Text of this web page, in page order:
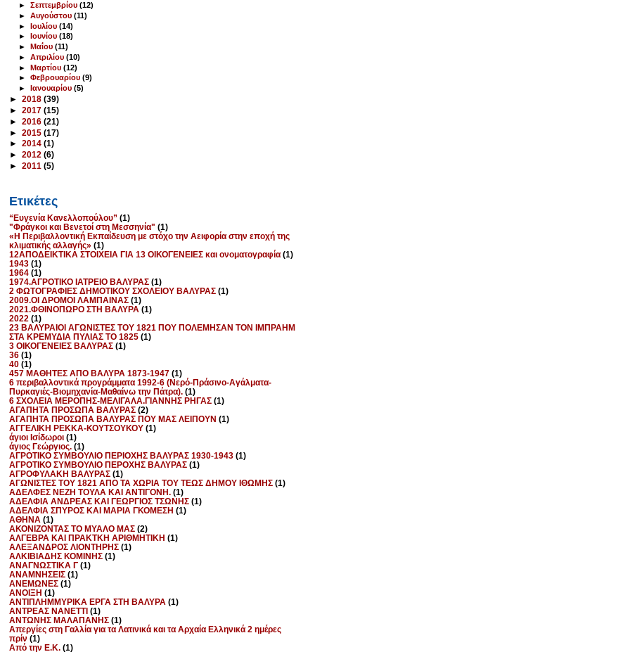
►Σεπτεμβρίου(12)
►Αυγούστου(11)
►Ιουλίου(14)
►
Ιουνίου(18)
►Μαΐου(11)
►Απριλίου(10)
►Μαρτίου(12)
►Φεβρουαρίου(9)
►Ιανουαρίου(5)
► 2018 (39)
► 2017 (15)
► 2016 (21)
► 2015 (17)
► 2014 (1)
► 2012 (6)
► 2011 (5)
Ετικέτες
“Ευγενία Κανελλοπούλου” (1)
"Φράγκοι και Βενετοί στη Μεσσηνία" (1)
«Η Περιβαλλοντική Εκπαίδευση με στόχο την Αειφορία στην εποχή της
κλιματικής αλλαγής» (1)
12ΑΠΟΔΕΙΚΤΙΚΑ ΣΤΟΙΧΕΙΑ ΓΙΑ 13 ΟΙΚΟΓΕΝΕΙΕΣ και ονοματογραφία (1)
1943 (1)
1964 (1)
1974.ΑΓΡΟΤΙΚΟ ΙΑΤΡΕΙΟ ΒΑΛΥΡΑΣ (1)
2 ΦΩΤΟΓΡΑΦΙΕΣ ΔΗΜΟΤΙΚΟΥ ΣΧΟΛΕΙΟΥ ΒΑΛΥΡΑΣ (1)
2009.ΟΙ ΔΡΟΜΟΙ ΛΑΜΠΑΙΝΑΣ (1)
2021.ΦΘΙΝΟΠΩΡΟ ΣΤΗ ΒΑΛΥΡΑ (1)
2022 (1)
23 ΒΑΛΥΡΑΙΟΙ ΑΓΩΝΙΣΤΕΣ ΤΟΥ 1821 ΠΟΥ ΠΟΛΕΜΗΣΑΝ ΤΟΝ ΙΜΠΡΑΗΜ
ΣΤΑ ΚΡΕΜΥΔΙΑ ΠΥΛΙΑΣ ΤΟ 1825 (1)
3 ΟΙΚΟΓΕΝΕΙΕΣ ΒΑΛΥΡΑΣ (1)
36 (1)
40 (1)
457 ΜΑΘΗΤΕΣ ΑΠΟ ΒΑΛΥΡΑ 1873-1947 (1)
6 περιβαλλοντικά προγράμματα 1992-6 (Νερό-Πράσινο-Αγάλματα-
Πυρκαγιές-Βιομηχανία-Μαθαίνω την Πάτρα). (1)
6 ΣΧΟΛΕΙΑ ΜΕΡΟΠΗΣ-ΜΕΛΙΓΑΛΑ.ΓΙΑΝΝΗΣ ΡΗΓΑΣ (1)
ΑΓΑΠΗΤΑ ΠΡΟΣΩΠΑ ΒΑΛΥΡΑΣ (2)
ΑΓΑΠΗΤΑ ΠΡΟΣΩΠΑ ΒΑΛΥΡΑΣ ΠΟΥ ΜΑΣ ΛΕΙΠΟΥΝ (1)
ΑΓΓΕΛΙΚΗ ΡΕΚΚΑ-ΚΟΥΤΣΟΥΚΟΥ (1)
άγιοι Ισίδωροι (1)
άγιος Γεώργιος. (1)
ΑΓΡΟΤΙΚΟ ΣΥΜΒΟΥΛΙΟ ΠΕΡΙΟΧΗΣ ΒΑΛΥΡΑΣ 1930-1943 (1)
ΑΓΡΟΤΙΚΟ ΣΥΜΒΟΥΛΙΟ ΠΕΡΟΧΗΣ ΒΑΛΥΡΑΣ (1)
ΑΓΡΟΦΥΛΑΚΗ ΒΑΛΥΡΑΣ (1)
ΑΓΩΝΙΣΤΕΣ ΤΟΥ 1821 ΑΠΟ ΤΑ ΧΩΡΙΑ ΤΟΥ ΤΕΩΣ ΔΗΜΟΥ ΙΘΩΜΗΣ (1)
ΑΔΕΛΦΕΣ ΝΕΖΗ ΤΟΥΛΑ ΚΑΙ ΑΝΤΙΓΟΝΗ. (1)
ΑΔΕΛΦΙΑ ΑΝΔΡΕΑΣ ΚΑΙ ΓΕΩΡΓΙΟΣ ΤΣΩΝΗΣ (1)
ΑΔΕΛΦΙΑ ΣΠΥΡΟΣ ΚΑΙ ΜΑΡΙΑ ΓΚΟΜΕΣΗ (1)
ΑΘΗΝΑ (1)
ΑΚΟΝΙΖΟΝΤΑΣ ΤΟ ΜΥΑΛΟ ΜΑΣ (2)
ΑΛΓΕΒΡΑ ΚΑΙ ΠΡΑΚΤΚΗ ΑΡΙΘΜΗΤΙΚΗ (1)
ΑΛΕΞΑΝΔΡΟΣ ΛΙΟΝΤΗΡΗΣ (1)
ΑΛΚΙΒΙΑΔΗΣ ΚΟΜΙΝΗΣ (1)
ΑΝΑΓΝΩΣΤΙΚΑ Γ (1)
ΑΝΑΜΝΗΣΕΙΣ (1)
ΑΝΕΜΩΝΕΣ (1)
ΑΝΟΙΞΗ (1)
ΑΝΤΙΠΛΗΜΜΥΡΙΚΑ ΕΡΓΑ ΣΤΗ ΒΑΛΥΡΑ (1)
ΑΝΤΡΕΑΣ ΝΑΝΕΤΤΙ (1)
ΑΝΤΩΝΗΣ ΜΑΛΑΠΑΝΗΣ (1)
Απεργίες στη Γαλλία για τα Λατινικά και τα Αρχαία Ελληνικά 2 ημέρες
πρίν (1)
Από την Ε.Κ. (1)